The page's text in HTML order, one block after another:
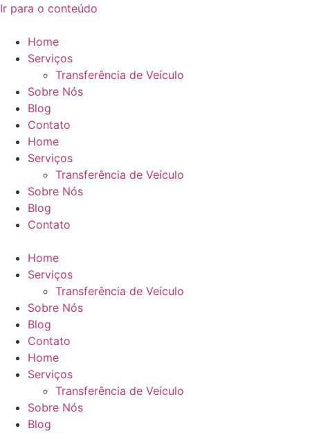
Ir para o conteúdo
Home
Serviços
Transferência de Veículo
Sobre Nós
Blog
Contato
Home
Serviços
Transferência de Veículo
Sobre Nós
Blog
Contato
Home
Serviços
Transferência de Veículo
Sobre Nós
Blog
Contato
Home
Serviços
Transferência de Veículo
Sobre Nós
Blog